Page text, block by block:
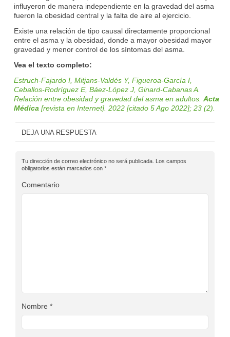
influyeron de manera independiente en la gravedad del asma
fueron la obesidad central y la falta de aire al ejercicio.
Existe una relación de tipo causal directamente proporcional
entre el asma y la obesidad, donde a mayor obesidad mayor
gravedad y menor control de los síntomas del asma.
Vea el texto completo:
Estruch-Fajardo I, Mitjans-Valdés Y, Figueroa-García I,
Ceballos-Rodríguez E, Báez-López J, Ginard-Cabanas A.
Relación entre obesidad y gravedad del asma en adultos. Acta
Médica [revista en Internet]. 2022 [citado 5 Ago 2022]; 23 (2).
DEJA UNA RESPUESTA
Tu dirección de correo electrónico no será publicada. Los campos
obligatorios están marcados con *
Comentario
Nombre *